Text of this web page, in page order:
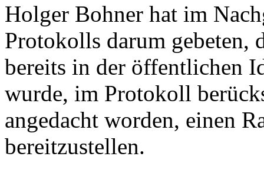
Holger Bohner hat im
Protokolls darum gebeten,
bereits in der öffentlichen
wurde, im Protokoll
angedacht worden, einen
bereitzustellen.